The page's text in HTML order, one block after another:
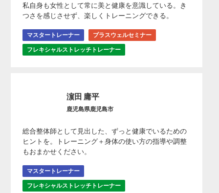
私自身も女性として常に美と健康を意識している。き
つさを感じさせず、楽しくトレーニングできる。
マスタートレーナー
プラスウェルセミナー
フレキシャルストレッチトレーナー
濵田 庸平
鹿児島県鹿児島市
総合整体師として見出した、ずっと健康でいるための
ヒントを。トレーニング＋身体の使い方の指導や調整
もおまかせください。
マスタートレーナー
フレキシャルストレッチトレーナー